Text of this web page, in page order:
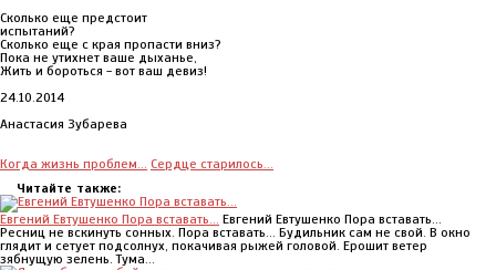
Сколько еще предстоит
испытаний?
Сколько еще с края пропасти вниз?
Пока не утихнет ваше дыханье,
Жить и бороться - вот ваш девиз!
24.10.2014
Анастасия Зубарева
Когда жизнь проблем...
Сердце старилось...
Читайте также:
Евгений Евтушенко Пора вставать...
Евгений Евтушенко Пора вставать...
Ресниц не вскинуть сонных. Пора вставать... Будильник сам не свой. В окно
глядит и сетует подсолнух, покачивая рыжей головой. Ерошит ветер
зябнущую зелень. Тума...